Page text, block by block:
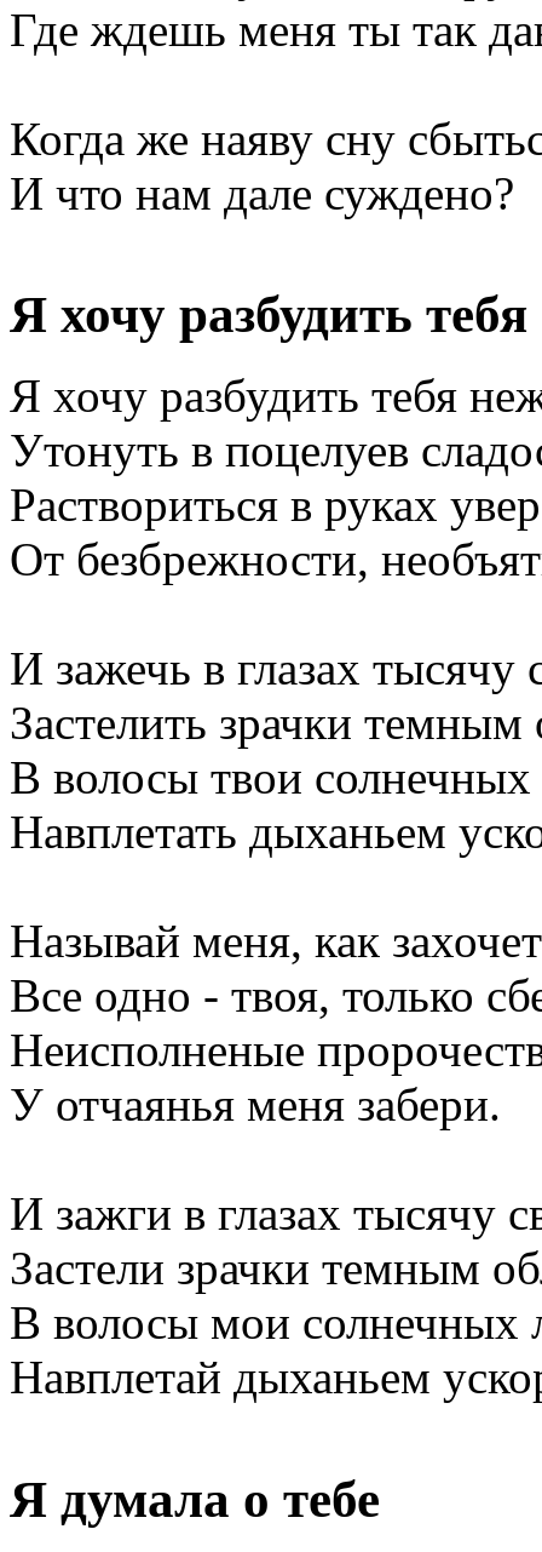
Где ждешь меня ты так
Когда же наяву сну
И что нам дале суждено?
Я хочу разбудить
Я хочу разбудить тебя
Утонуть в поцелуев
Раствориться в руках
От безбрежности,
И зажечь в глазах тысячу
Застелить зрачки темным
В волосы твои солнечных
Навплетать дыханьем
Называй меня, как
Все одно - твоя, только
Неисполненые
У отчаянья меня забери.
И зажги в глазах тысячу
Застели зрачки темным
В волосы мои солнечных
Навплетай дыханьем
Я думала о тебе